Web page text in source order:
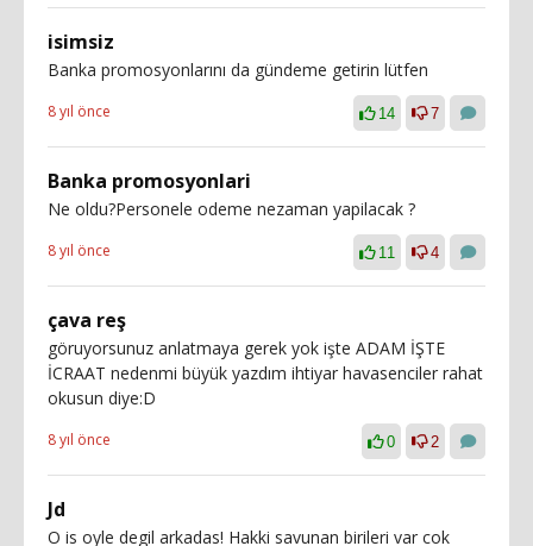
isimsiz
Banka promosyonlarını da gündeme getirin lütfen
8 yıl önce 14 7
Banka promosyonlari
Ne oldu?Personele odeme nezaman yapilacak ?
8 yıl önce 11 4
çava reş
göruyorsunuz anlatmaya gerek yok işte ADAM İŞTE
İCRAAT nedenmi büyük yazdım ihtiyar havasenciler rahat
okusun diye:D
8 yıl önce 0 2
Jd
O is oyle degil arkadas! Hakki savunan birileri var cok